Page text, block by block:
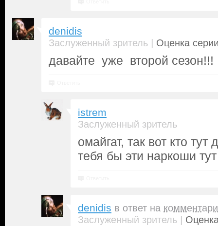
denidis
Заслуженный зритель | Оценка
давайте уже второй сезон!!!
istrem
Заслуженный зритель
омайгат, так вот кто тут
тебя бы эти наркоши
denidis в ответ на
Заслуженный зритель |